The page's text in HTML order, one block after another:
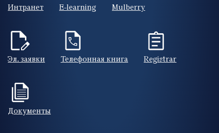
Интранет E-learning Mulberry
Эл. заявки Телефонная книга Registrar
Документы